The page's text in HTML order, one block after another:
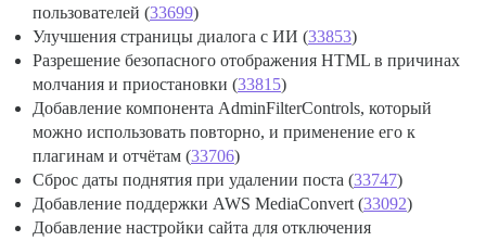
пользователей (33699)
Улучшения страницы диалога с ИИ (33853)
Разрешение безопасного отображения HTML в причинах
молчания и приостановки (33815)
Добавление компонента AdminFilterControls, который
можно использовать повторно, и применение его к
плагинам и отчётам (33706)
Сброс даты поднятия при удалении поста (33747)
Добавление поддержки AWS MediaConvert (33092)
Добавление настройки сайта для отключения